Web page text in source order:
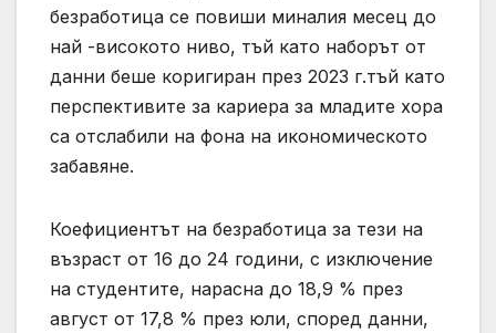
безработица се повиши миналия месец до
най -високото ниво, тъй като наборът от
данни беше коригиран през 2023 г.тъй като
перспективите за кариера за младите хора
са отслабили на фона на икономическото
забавяне.
Коефициентът на безработица за тези на
възраст от 16 до 24 години, с изключение
на студентите, нарасна до 18,9 % през
август от 17,8 % през юли, според данни,